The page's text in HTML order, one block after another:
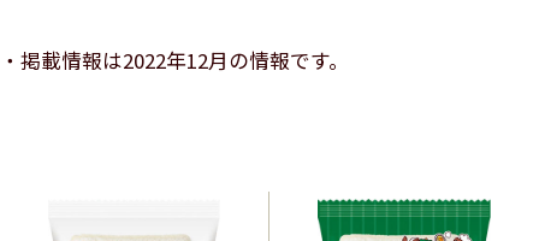
掲載情報は2022年12月の情報です。